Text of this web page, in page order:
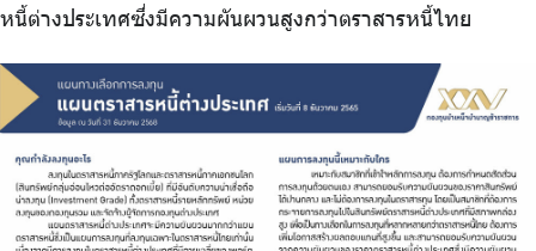
หนี้ต่างประเทศซึ่งมีความผันผวนสูงกว่าตราสารหนี้ไทย